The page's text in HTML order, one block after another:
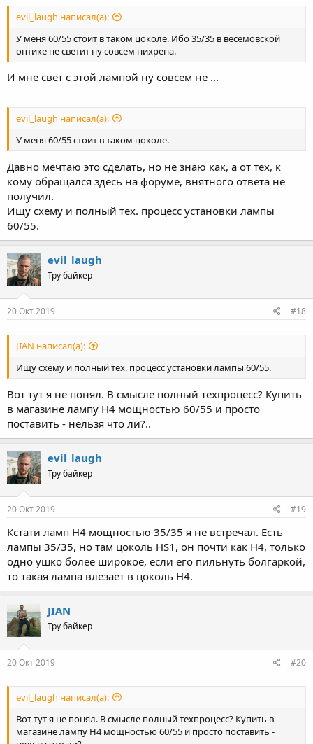
evil_laugh написал(а):
У меня 60/55 стоит в таком цоколе. Ибо 35/35 в весемовской
оптике не светит ну совсем нихрена.
И мне свет с этой лампой ну совсем не ...
evil_laugh написал(а):
У меня 60/55 стоит в таком цоколе.
Давно мечтаю это сделать, но не знаю как, а от тех, к
кому обращался здесь на форуме, внятного ответа не
получил.
Ищу схему и полный тех. процесс установки лампы
60/55.
evil_laugh
Тру байкер
20 Окт 2019 #18
JIAN написал(а):
Ищу схему и полный тех. процесс установки лампы 60/55.
Вот тут я не понял. В смысле полный техпроцесс? Купить
в магазине лампу H4 мощностью 60/55 и просто
поставить - нельзя что ли?..
evil_laugh
Тру байкер
20 Окт 2019 #19
Кстати ламп H4 мощностью 35/35 я не встречал. Есть
лампы 35/35, но там цоколь HS1, он почти как H4, только
одно ушко более широкое, если его пильнуть болгаркой,
то такая лампа влезает в цоколь H4.
JIAN
Тру байкер
20 Окт 2019 #20
evil_laugh написал(а):
Вот тут я не понял. В смысле полный техпроцесс? Купить в
магазине лампу H4 мощностью 60/55 и просто поставить -